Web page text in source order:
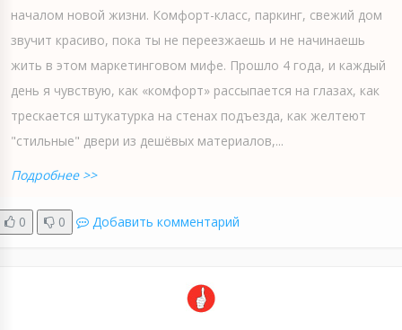
началом новой жизни. Комфорт-класс, паркинг, свежий дом
звучит красиво, пока ты не переезжаешь и не начинаешь
жить в этом маркетинговом мифе. Прошло 4 года, и каждый
день я чувствую, как «комфорт» рассыпается на глазах, как
трескается штукатурка на стенах подъезда, как желтеют
"стильные" двери из дешёвых материалов,...
Подробнее >>
0 0 Добавить комментарий